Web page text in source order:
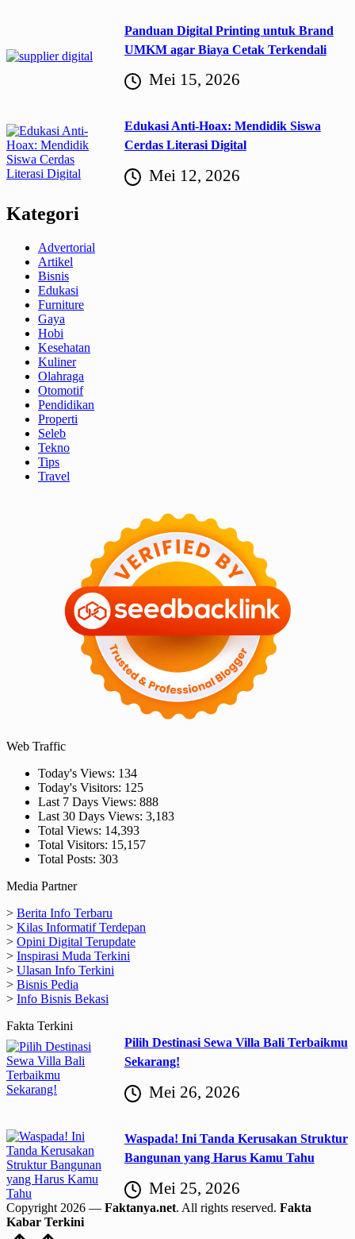
Panduan Digital Printing untuk Brand
UMKM agar Biaya Cetak Terkendali
Mei 15, 2026
Edukasi Anti-Hoax: Mendidik Siswa
Cerdas Literasi Digital
Mei 12, 2026
Kategori
Advertorial
Artikel
Bisnis
Edukasi
Furniture
Gaya
Hobi
Kesehatan
Kuliner
Olahraga
Otomotif
Pendidikan
Properti
Seleb
Tekno
Tips
Travel
Web Traffic
Today's Views: 134
Today's Visitors: 125
Last 7 Days Views: 888
Last 30 Days Views: 3,183
Total Views: 14,393
Total Visitors: 15,157
Total Posts: 303
Media Partner
> Berita Info Terbaru
> Kilas Informatif Terdepan
> Opini Digital Terupdate
> Inspirasi Muda Terkini
> Ulasan Info Terkini
> Bisnis Pedia
> Info Bisnis Bekasi
Fakta Terkini
Pilih Destinasi Sewa Villa Bali Terbaikmu
Sekarang!
Mei 26, 2026
Waspada! Ini Tanda Kerusakan Struktur
Bangunan yang Harus Kamu Tahu
Mei 25, 2026
Copyright 2026 — Faktanya.net. All rights reserved. Fakta
Kabar Terkini